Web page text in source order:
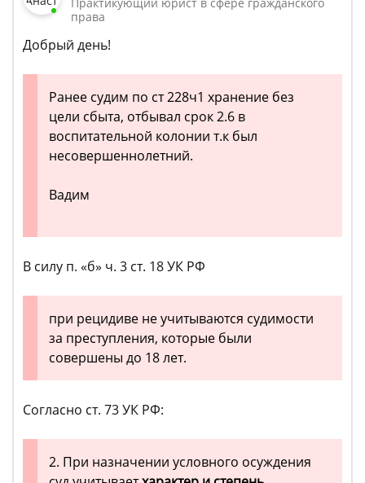
права
Добрый день!
Ранее судим по ст 228ч1 хранение без
цели сбыта, отбывал срок 2.6 в
воспитательной колонии т.к был
несовершеннолетний.
Вадим
В силу п. «б» ч. 3 ст. 18 УК РФ
при рецидиве не учитываются судимости
за преступления, которые были
совершены до 18 лет.
Согласно ст. 73 УК РФ:
2. При назначении условного осуждения